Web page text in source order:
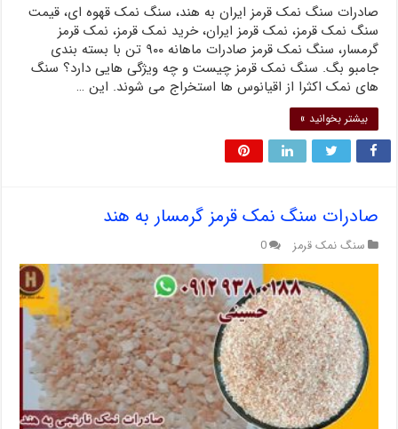
صادرات سنگ نمک قرمز ایران به هند، سنگ نمک قهوه ای، قیمت
سنگ نمک قرمز، نمک قرمز ایران، خرید نمک قرمز، نمک قرمز
گرمسار، سنگ نمک قرمز صادرات ماهانه ۹۰۰ تن با بسته بندی
جامبو بگ. سنگ نمک قرمز چیست و چه ویژگی هایی دارد؟ سنگ
های نمک اکثرا از اقیانوس ها استخراج می شوند. این …
بیشتر بخوانید »
صادرات سنگ نمک قرمز گرمسار به هند
سنگ نمک قرمز 0